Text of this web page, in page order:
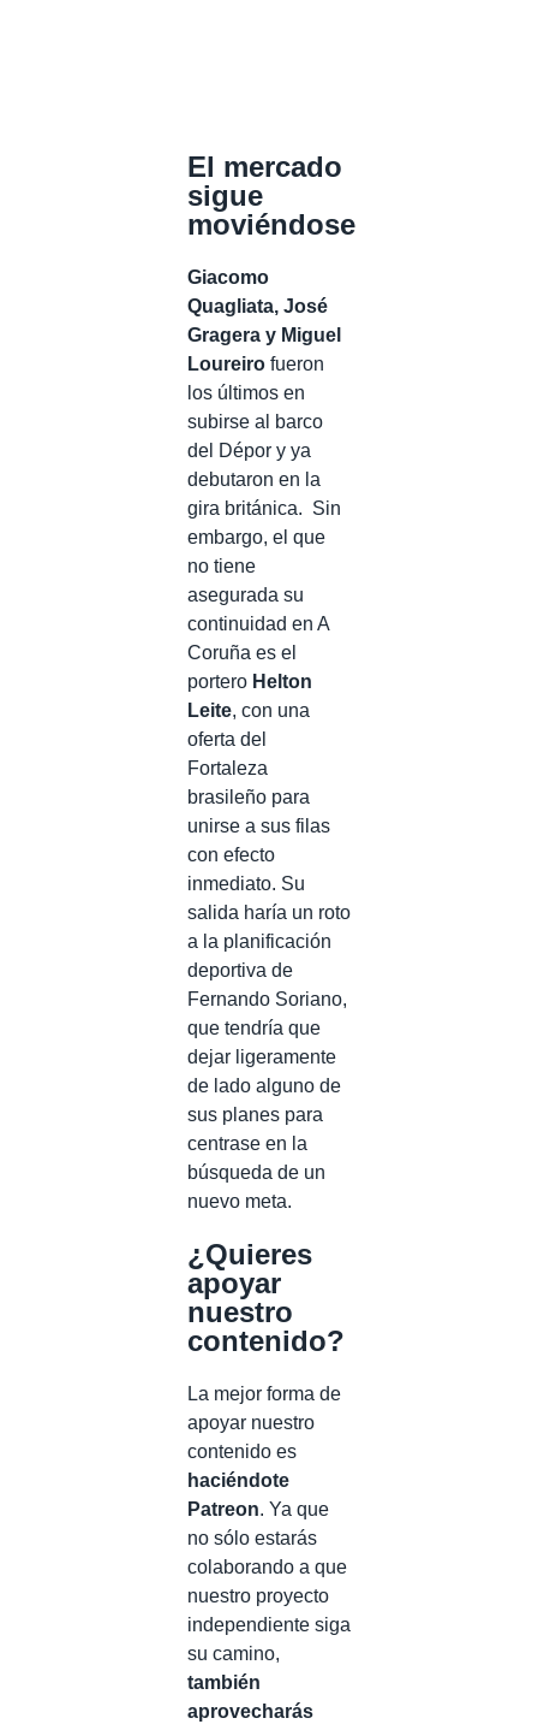
El mercado
sigue
moviéndose
Giacomo
Quagliata, José
Gragera y Miguel
Loureiro fueron
los últimos en
subirse al barco
del Dépor y ya
debutaron en la
gira británica. Sin
embargo, el que
no tiene
asegurada su
continuidad en A
Coruña es el
portero Helton
Leite, con una
oferta del
Fortaleza
brasileño para
unirse a sus filas
con efecto
inmediato. Su
salida haría un roto
a la planificación
deportiva de
Fernando Soriano,
que tendría que
dejar ligeramente
de lado alguno de
sus planes para
centrase en la
búsqueda de un
nuevo meta.
¿Quieres
apoyar
nuestro
contenido?
La mejor forma de
apoyar nuestro
contenido es
haciéndote
Patreon. Ya que
no sólo estarás
colaborando a que
nuestro proyecto
independiente siga
su camino,
también
aprovecharás